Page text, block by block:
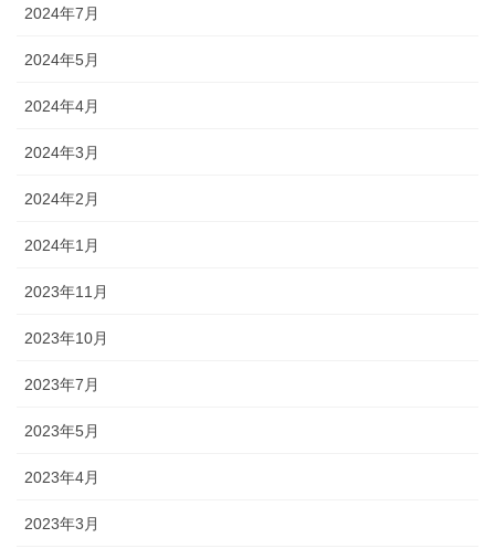
2024年7月
2024年5月
2024年4月
2024年3月
2024年2月
2024年1月
2023年11月
2023年10月
2023年7月
2023年5月
2023年4月
2023年3月